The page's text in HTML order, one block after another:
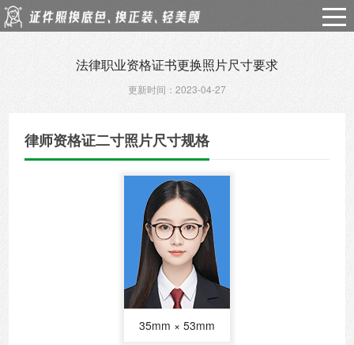
法律职业资格证书更换照片尺寸要求
更新时间：2023-04-27
律师资格证二寸照片尺寸规格
35mm × 53mm